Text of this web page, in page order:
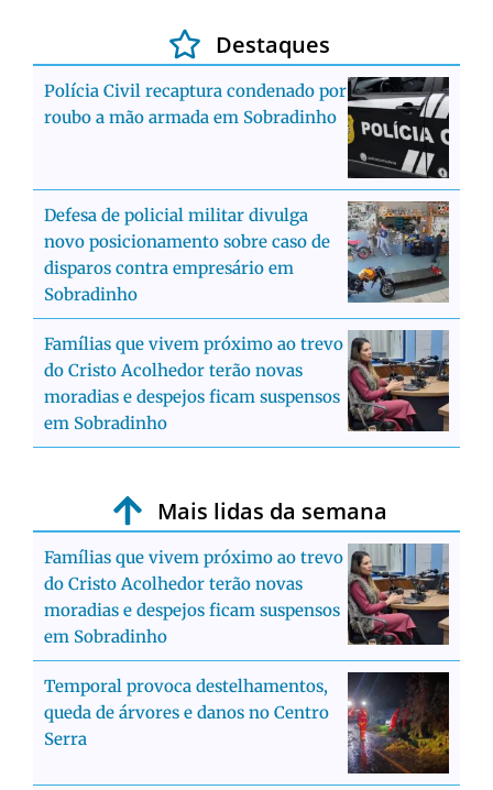
Destaques
Polícia Civil recaptura condenado por
roubo a mão armada em Sobradinho
Defesa de policial militar divulga
novo posicionamento sobre caso de
disparos contra empresário em
Sobradinho
Famílias que vivem próximo ao trevo
do Cristo Acolhedor terão novas
moradias e despejos ficam suspensos
em Sobradinho
Mais lidas da semana
Famílias que vivem próximo ao trevo
do Cristo Acolhedor terão novas
moradias e despejos ficam suspensos
em Sobradinho
Temporal provoca destelhamentos,
queda de árvores e danos no Centro
Serra